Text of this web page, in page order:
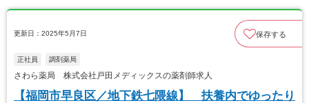
更新日：2025年5月7日 保存する
正社員 調剤薬局
さわら薬局 株式会社戸田メディックスの薬剤師求人
【福岡市早良区／地下鉄七隈線】 扶養内でゆったり